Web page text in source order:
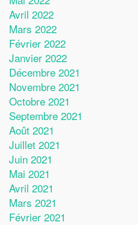
Avril 2022
Mars 2022
Février 2022
Janvier 2022
Décembre 2021
Novembre 2021
Octobre 2021
Septembre 2021
Août 2021
Juillet 2021
Juin 2021
Mai 2021
Avril 2021
Mars 2021
Février 2021